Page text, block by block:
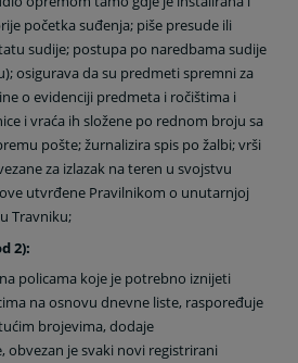
početka suđenja; piše presude ili
sudije; postupa po naredbama sudije
osigurava da su predmeti spremni za
o evidenciji predmeta i ročištima i
i vraća ih složene po rednom broju sa
pošte; žurnalizira spis po žalbi; vrši
za izlazak na teren u svojstvu
utvrđene Pravilnikom o unutarnjoj
Travniku;
2):
policama koje je potrebno iznijeti
na osnovu dnevne liste, raspoređuje
brojevima, dodaje
je svaki novi registrirani